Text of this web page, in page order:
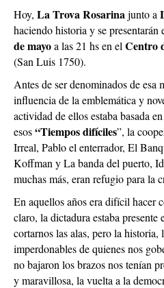
Hoy, La Trova Rosarinajunto a
haciendo historia y se
de mayoa las 21 hs en el Centro
(San Luis 1750).
Antes de ser denominados de esa
influencia de la emblemática y
actividad de ellos estaba basada
esos“Tiempos difíciles”, la
Irreal, Pablo el enterrador, El
Koffman y La banda del puerto,
muchas más, eran refugio para la
En aquellos años era difícil hacer
claro, la dictadura estaba
cortarnos las alas, pero la historia,
imperdonables de quienes nos
no bajaron los brazos nos tenían
y maravillosa, la vuelta a la